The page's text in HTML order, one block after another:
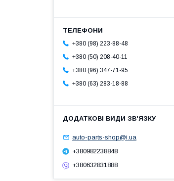
+380 (98) 223-88-48
+380 (50) 208-40-11
+380 (96) 347-71-95
+380 (63) 283-18-88
auto-parts-shop@i.ua
+380982238848
+380632831888